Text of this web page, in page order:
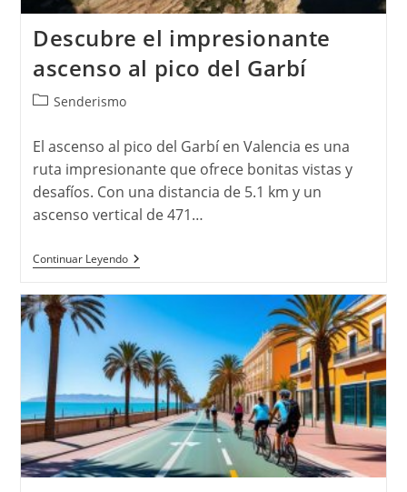
Descubre el impresionante
ascenso al pico del Garbí
Categoría
la
Senderismo
El ascenso al pico del Garbí en Valencia es una
ruta impresionante que ofrece bonitas vistas y
desafíos. Con una distancia de 5.1 km y un
ascenso vertical de 471…
Continuar LeyendoDescubre
El
Ascenso
Al
Pico
Del
Garbí